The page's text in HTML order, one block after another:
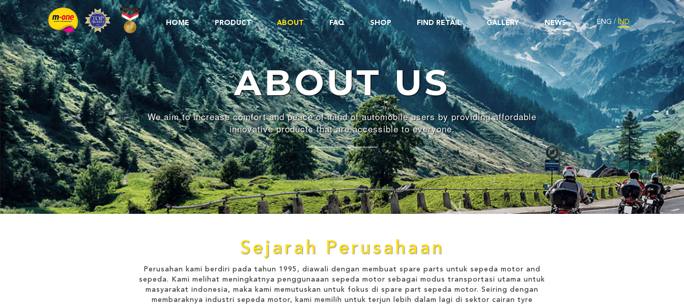
HOME PRODUCT ABOUT FAQ SHOP FIND RETAIL GALLERY NEWS ENG /IND
ABOUT US
We aim to increase comfort and peace of mind of automobile users by providing affordable
innovative products that are accessible to everyone.
Sejarah Perusahaan
Perusahan kami berdiri pada tahun 1995, diawali dengan membuat spare parts untuk sepeda motor and
sepeda. Kami melihat meningkatnya penggunaaan sepeda motor sebagai modus transportasi utama untuk
masyarakat indonesia, maka kami memutuskan untuk fokus di spare part sepeda motor. Seiring dengan
membaraknya industri sepeda motor, kami memilih untuk terjun lebih dalam lagi di sektor cairan tyre